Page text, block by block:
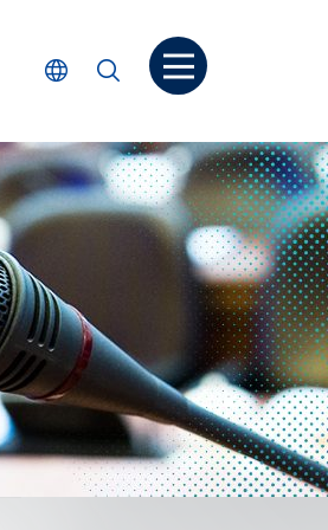
選擇語言
搜尋 打開菜单